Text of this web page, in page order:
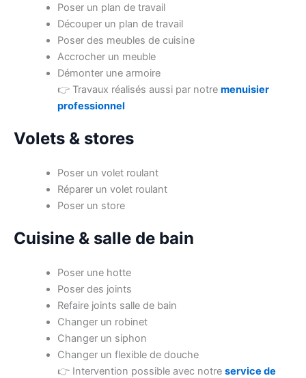
Poser un plan de travail
Découper un plan de travail
Poser des meubles de cuisine
Accrocher un meuble
Démonter une armoire
👉 Travaux réalisés aussi par notre menuisier
professionnel
Volets & stores
Poser un volet roulant
Réparer un volet roulant
Poser un store
Cuisine & salle de bain
Poser une hotte
Poser des joints
Refaire joints salle de bain
Changer un robinet
Changer un siphon
Changer un flexible de douche
👉 Intervention possible avec notre service de